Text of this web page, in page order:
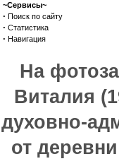
~Сервисы~
· Поиск по сайту
· Статистика
· Навигация
На
Виталия
духовно-
от